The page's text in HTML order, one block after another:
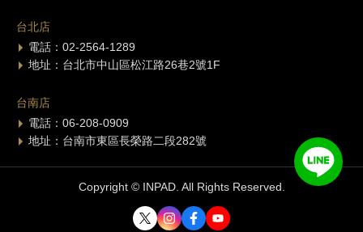
台北店
電話：02-2564-1289
地址：台北市中山區松江路26巷2號1F
台南店
電話：06-208-0909
地址：台南市東區長榮路二段282號
Copyright © INPAD. All Rights Reserved.